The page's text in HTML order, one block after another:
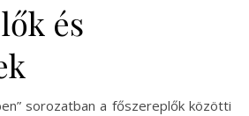
és
sorozatban a főszereplők közötti